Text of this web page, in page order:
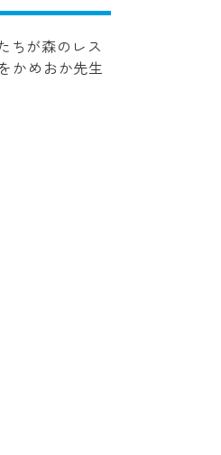
ちが森のレス
かめおか先生